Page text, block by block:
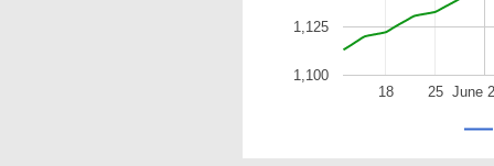
June
18 25
1,100
1,125